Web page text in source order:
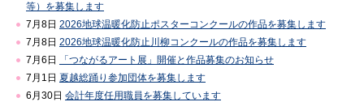
等）を募集します
7月8日 2026地球温暖化防止ポスターコンクールの作品を募集します
7月8日 2026地球温暖化防止川柳コンクールの作品を募集します
7月6日
「つながるアート展」開催と作品募集のお知らせ
7月1日 夏越総踊り参加団体を募集します
6月30日 会計年度任用職員を募集しています